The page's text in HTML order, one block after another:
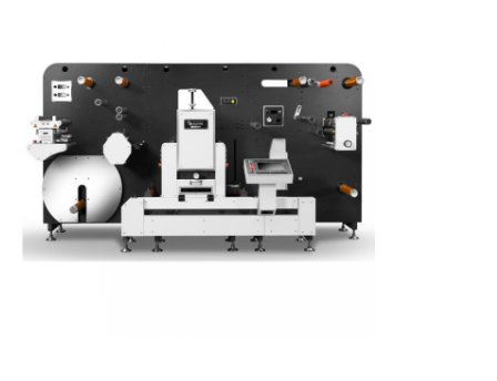
シ
リ